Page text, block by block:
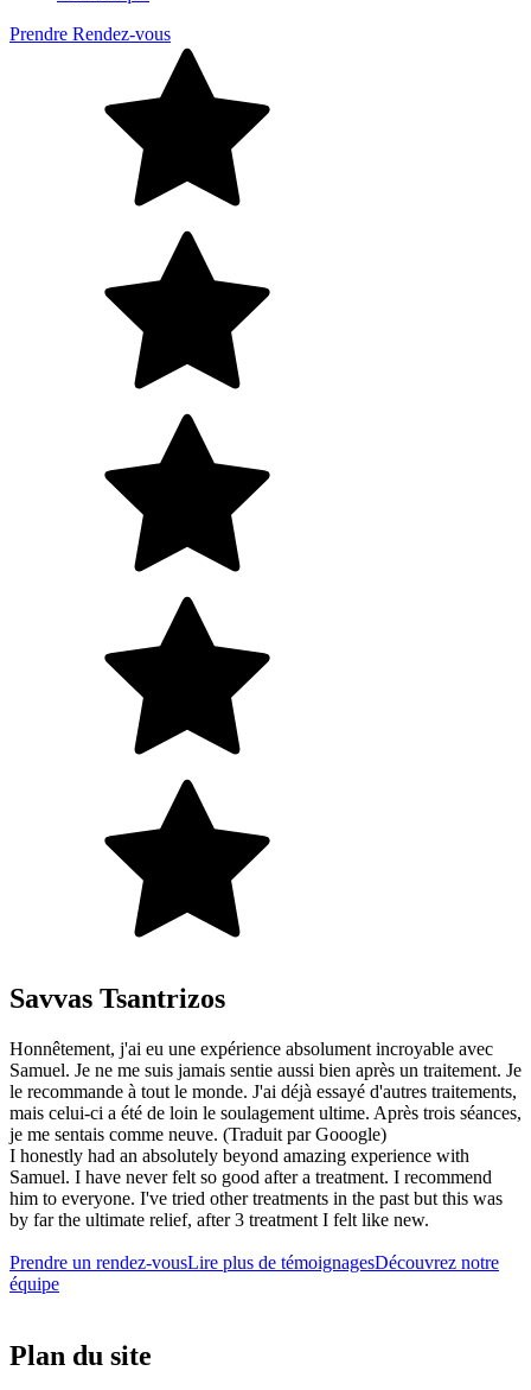
Prendre Rendez-vous
Savvas Tsantrizos
Honnêtement, j'ai eu une expérience absolument incroyable avec
Samuel. Je ne me suis jamais sentie aussi bien après un traitement. Je
le recommande à tout le monde. J'ai déjà essayé d'autres traitements,
mais celui-ci a été de loin le soulagement ultime. Après trois séances,
je me sentais comme neuve. (Traduit par Gooogle)
I honestly had an absolutely beyond amazing experience with
Samuel. I have never felt so good after a treatment. I recommend
him to everyone. I've tried other treatments in the past but this was
by far the ultimate relief, after 3 treatment I felt like new.
Prendre un rendez-vousLire plus de témoignagesDécouvrez notre
équipe
Plan du site